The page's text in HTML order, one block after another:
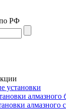
РФ
установки
алмазного
алмазного